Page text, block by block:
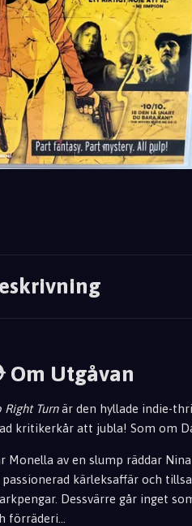
Om Utgåvan
Right Turnär den hyllade indie-
kritikerkår att jubla! Som om
Monella av en slump räddar
passionerad kärleksaffär och
Dessvärre går inget
förräderi...